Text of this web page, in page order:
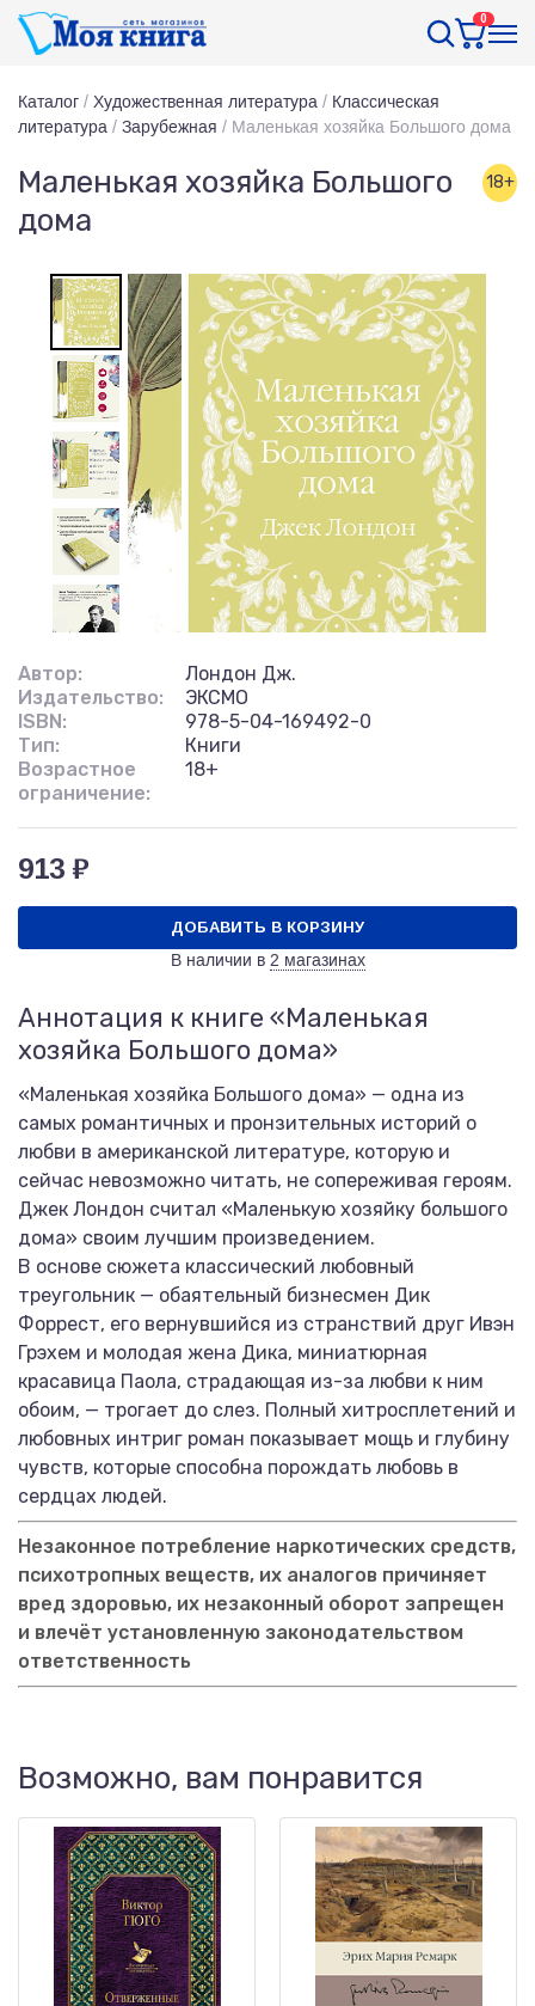
0
Каталог / Художественная литература / Классическая
литература / Зарубежная / Маленькая хозяйка Большого дома
Маленькая хозяйка Большого
дома
18+
Автор:
Лондон Дж.
Издательство:
ЭКСМО
ISBN:
978-5-04-169492-0
Тип:
Книги
Возрастное
ограничение:
18+
913 ₽
ДОБАВИТЬ В КОРЗИНУ
В наличии в 2 магазинах
Аннотация к книге «Маленькая
хозяйка Большого дома»
«Маленькая хозяйка Большого дома» — одна из
самых романтичных и пронзительных историй о
любви в американской литературе, которую и
сейчас невозможно читать, не сопереживая героям.
Джек Лондон считал «Маленькую хозяйку большого
дома» своим лучшим произведением.
В основе сюжета классический любовный
треугольник — обаятельный бизнесмен Дик
Форрест, его вернувшийся из странствий друг Ивэн
Грэхем и молодая жена Дика, миниатюрная
красавица Паола, страдающая из-за любви к ним
обоим, — трогает до слез. Полный хитросплетений и
любовных интриг роман показывает мощь и глубину
чувств, которые способна порождать любовь в
сердцах людей.
Незаконное потребление наркотических средств,
психотропных веществ, их аналогов причиняет
вред здоровью, их незаконный оборот запрещен
и влечёт установленную законодательством
ответственность
Возможно, вам понравится